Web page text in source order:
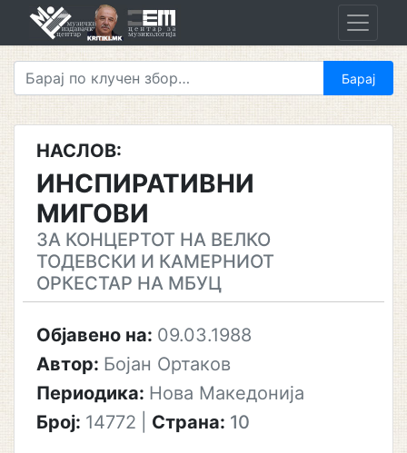
НАСЛОВ:
ИНСПИРАТИВНИ
МИГОВИ
ЗА КОНЦЕРТОТ НА ВЕЛКО
ТОДЕВСКИ И КАМЕРНИОТ
ОРКЕСТАР НА МБУЦ
Објавено на: 09.03.1988
Автор: Бојан Ортаков
Периодика: Нова Македонија
Број: 14772 Страна: 10